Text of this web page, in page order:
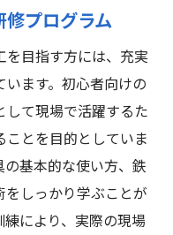
プログラム
目指す方には、充実
ます。初心者向けの
して現場で活躍するた
とを目的としていま
基本的な使い方、鉄
しっかり学ぶことが
により、実際の現場